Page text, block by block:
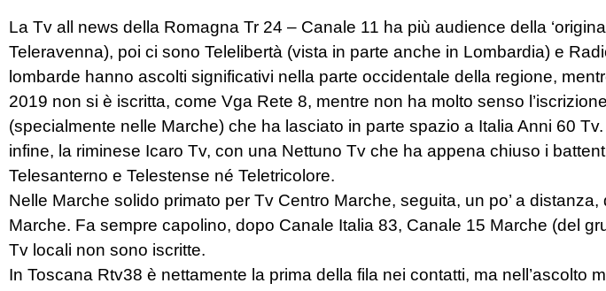
La Tv all news della Romagna Tr 24 – Canale 11 ha più audience della
Teleravenna), poi ci sono Telelibertà (vista in parte anche in Lombardia) e
lombarde hanno ascolti significativi nella parte occidentale della regione,
2019 non si è iscritta, come Vga Rete 8, mentre non ha molto senso
(specialmente nelle Marche) che ha lasciato in parte spazio a Italia Anni 60
infine, la riminese Icaro Tv, con una Nettuno Tv che ha appena chiuso i
Telesanterno e Telestense né Teletricolore.
Nelle Marche solido primato per Tv Centro Marche, seguita, un po’ a
Marche. Fa sempre capolino, dopo Canale Italia 83, Canale 15 Marche (del
Tv locali non sono iscritte.
In Toscana Rtv38 è nettamente la prima della fila nei contatti, ma nell’ascolto